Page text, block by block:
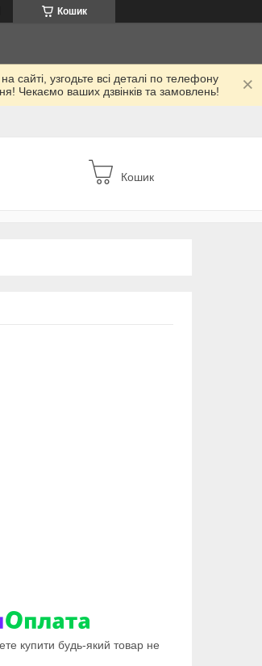
Кошик
сайті, узгодьте всі деталі по телефону
Чекаємо ваших дзвінків та замовлень!
Кошик
купити будь-який товар не